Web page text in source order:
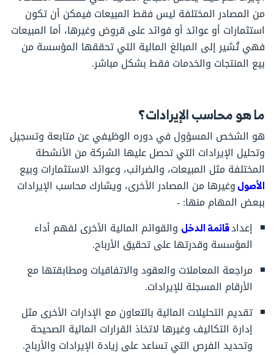
من المصادر المختلفة ليس فقط المبيعات فيمكن أن تكون
استثمارات أو عوائد أو فوائد على قروض وغيرها، أما المبيعات
فهي تُشير إلى المبالغ المالية التي تحققها المؤسسة من
بيع المنتجات والخدمات فقط بشكل مباشر.
ما هو محاسب الإيرادات؟
هو الشخص المسؤول في دوره الوظيفي عن متابعة وتسجيل
وتحليل الإيرادات التي تحصل عليها الشركة من الأنشطة
المختلفة مثل المبيعات، والضرائب، وعوائد الاستثمارات وبيع
الأصولوغيرها من المصادر الأخرى، ويشارك محاسب الإيرادات
ببعض المهام منها: -
إعدادقائمة الدخل والقوائم المالية الأخرى لفهم أداء
المؤسسة وقدرتها على تحقيق الأرباح.
مراجعة المعاملات والعقود والاتفاقيات ومطابقتها مع
الأرقام المسجلة للإيرادات.
تقديم التحليلات المالية بالتعاون مع الإدارات الأخرى مثل
إدارة التكاليف وغيرها لاتخاذ القرارات المالية الصحيحة
وتحديد الفرص التي تساعد على زيادة الإيرادات والأرباح.